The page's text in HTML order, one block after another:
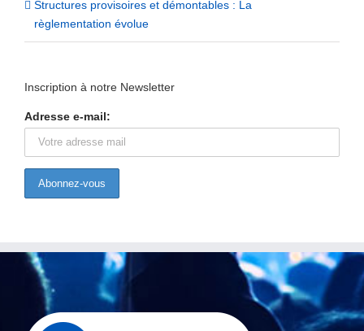
Structures provisoires et démontables : La
règlementation évolue
Inscription à notre Newsletter
Adresse e-mail: